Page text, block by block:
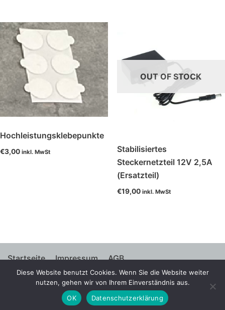
Hochleistungsklebepunkte
€3,00 inkl. MwSt
OUT OF STOCK
Stabilisiertes
Steckernetzteil 12V 2,5A
(Ersatzteil)
€19,00 inkl. MwSt
Startseite Impressum AGB
Widerrufsbelehrung Datenschutzerklärung
© 2021 Helge Kaiser GmbH
Diese Website benutzt Cookies. Wenn Sie die Website weiter
nutzen, gehen wir von Ihrem Einverständnis aus.
OK
Datenschutzerklärung